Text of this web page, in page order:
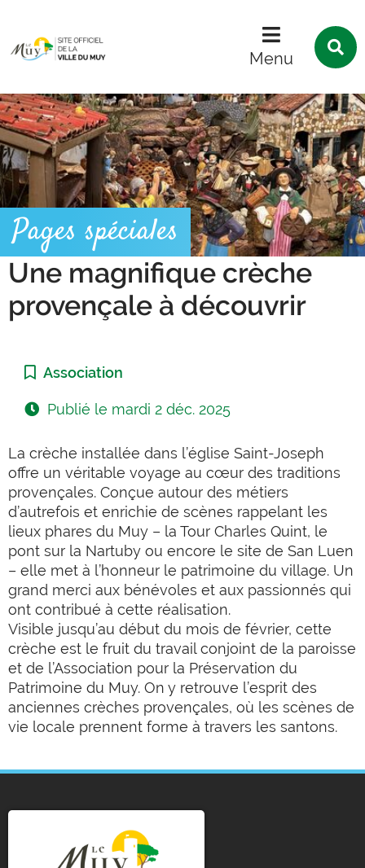
Menu
Pages spéciales
Une magnifique crèche
provençale à découvrir
Catégorie :
Association
Publié le mardi 2 déc. 2025
La crèche installée dans l’église Saint-Joseph
offre un véritable voyage au cœur des traditions
provençales. Conçue autour des métiers
d’autrefois et enrichie de scènes rappelant les
lieux phares du Muy – la Tour Charles Quint, le
pont sur la Nartuby ou encore le site de San Luen
– elle met à l’honneur le patrimoine du village. Un
grand merci aux bénévoles et aux passionnés qui
ont contribué à cette réalisation.
Visible jusqu’au début du mois de février, cette
crèche est le fruit du travail conjoint de la paroisse
et de l’Association pour la Préservation du
Patrimoine du Muy. On y retrouve l’esprit des
anciennes crèches provençales, où les scènes de
vie locale prennent forme à travers les santons.